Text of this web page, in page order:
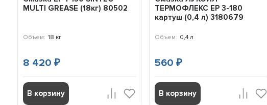
MULTI GREASE (18кг) 80502
Объем: 18 кг
8 420₽
В корзину
ТЕРМОФЛЕКС EP 3-180
картуш (0,4 л) 3180679
Объем: 0,4 л
560₽
В корзину